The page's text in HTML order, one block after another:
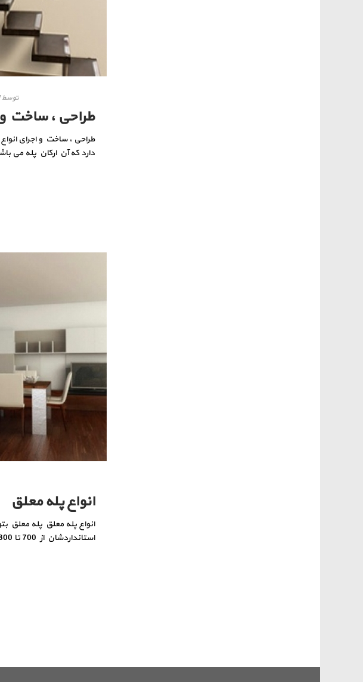
توسط
طراحی ، ساخت و
طراحی ، ساخت و اجرای
دارد که آن ارکان پله می
انواع پله معلق
انواع پله معلق پله
استانداردشان از 700 تا 1300 میلیمتر متغیر می باشد، در حالی که ضخامت کف پله های معلق بتونی از 60 میلی [...]